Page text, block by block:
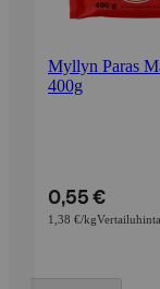
Myllyn Paras
400g
0,55 €
1,38 €/kg